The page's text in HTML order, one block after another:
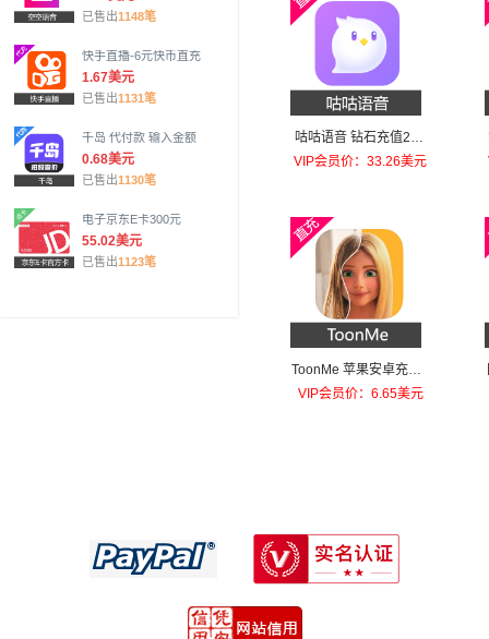
已售出1148笔
快手直播-6元快币直充
1.67美元
已售出1131笔
千岛 代付款 输入金额
0.68美元
已售出1130笔
电子京东E卡300元
55.02美元
已售出1123笔
咕咕语音 钻石充值200
元钻石
VIP会员价：33.26美元
ToonMe 苹果安卓充值T
oonMe PRO
VIP会员价：6.65美元